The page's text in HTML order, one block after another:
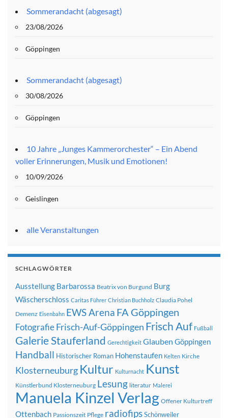
Sommerandacht (abgesagt)
23/08/2026
Göppingen
Sommerandacht (abgesagt)
30/08/2026
Göppingen
10 Jahre „Junges Kammerorchester“ – Ein Abend
voller Erinnerungen, Musik und Emotionen!
10/09/2026
Geislingen
alle Veranstaltungen
SCHLAGWÖRTER
Ausstellung Barbarossa Beatrix von Burgund Burg
Wäscherschloss Caritas Führer Christian Buchholz Claudia Pohel
Demenz Eisenbahn EWS Arena FA Göppingen
FotografieFrisch-Auf-Göppingen Frisch Auf Fußball
Galerie Stauferland Gerechtigkeit Glauben Göppingen
Handball Historischer Roman Hohenstaufen Kelten Kirche
Klosterneuburg Kultur Kulturnacht Kunst
Künstlerbund Klosterneuburg Lesung literatur Malerei
Manuela Kinzel Verlag Offener Kulturtreff
Ottenbach Passionszeit Pflege radiofipsSchönweiler